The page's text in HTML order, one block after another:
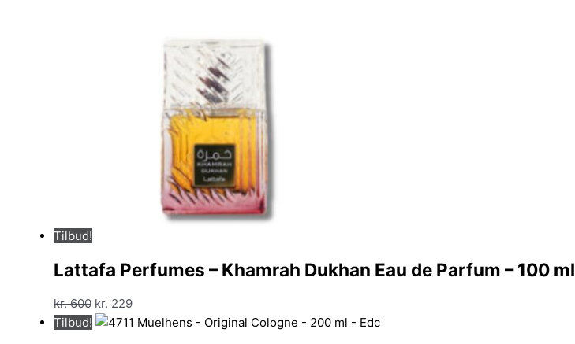
Tilbud!
Lattafa Perfumes – Khamrah Dukhan Eau de Parfum – 100 ml
kr.600 Den
oprindelige
kr. 229Den
aktuelle
Tilbud!